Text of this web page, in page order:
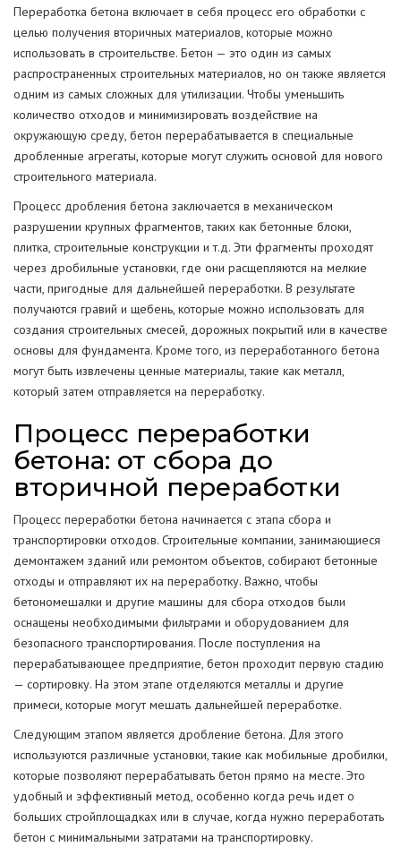
Переработка бетона включает в себя процесс его обработки с
целью получения вторичных материалов, которые можно
использовать в строительстве. Бетон — это один из самых
распространенных строительных материалов, но он также является
одним из самых сложных для утилизации. Чтобы уменьшить
количество отходов и минимизировать воздействие на
окружающую среду, бетон перерабатывается в специальные
дробленные агрегаты, которые могут служить основой для нового
строительного материала.
Процесс дробления бетона заключается в механическом
разрушении крупных фрагментов, таких как бетонные блоки,
плитка, строительные конструкции и т.д. Эти фрагменты проходят
через дробильные установки, где они расщепляются на мелкие
части, пригодные для дальнейшей переработки. В результате
получаются гравий и щебень, которые можно использовать для
создания строительных смесей, дорожных покрытий или в качестве
основы для фундамента. Кроме того, из переработанного бетона
могут быть извлечены ценные материалы, такие как металл,
который затем отправляется на переработку.
Процесс переработки
бетона: от сбора до
вторичной переработки
Процесс переработки бетона начинается с этапа сбора и
транспортировки отходов. Строительные компании, занимающиеся
демонтажем зданий или ремонтом объектов, собирают бетонные
отходы и отправляют их на переработку. Важно, чтобы
бетономешалки и другие машины для сбора отходов были
оснащены необходимыми фильтрами и оборудованием для
безопасного транспортирования. После поступления на
перерабатывающее предприятие, бетон проходит первую стадию
— сортировку. На этом этапе отделяются металлы и другие
примеси, которые могут мешать дальнейшей переработке.
Следующим этапом является дробление бетона. Для этого
используются различные установки, такие как мобильные дробилки,
которые позволяют перерабатывать бетон прямо на месте. Это
удобный и эффективный метод, особенно когда речь идет о
больших стройплощадках или в случае, когда нужно переработать
бетон с минимальными затратами на транспортировку.